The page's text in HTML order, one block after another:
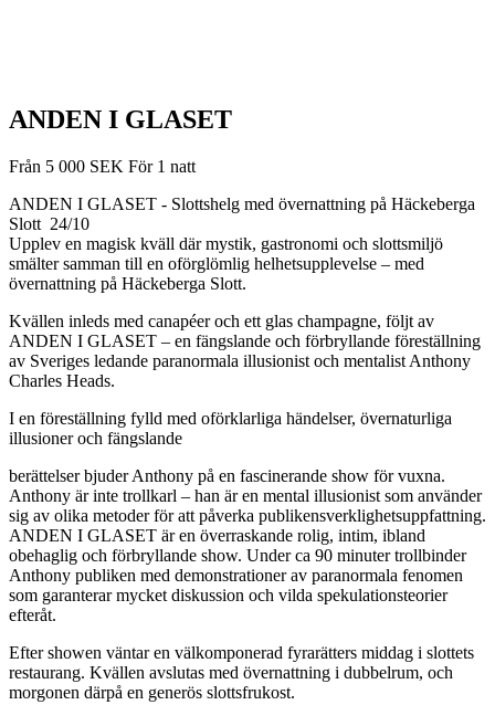
ANDEN I GLASET
Från 5 000 SEK För 1 natt
ANDEN I GLASET - Slottshelg med övernattning på Häckeberga
Slott 24/10
Upplev en magisk kväll där mystik, gastronomi och slottsmiljö
smälter samman till en oförglömlig helhetsupplevelse – med
övernattning på Häckeberga Slott.
Kvällen inleds med canapéer och ett glas champagne, följt av
ANDEN I GLASET – en fängslande och förbryllande föreställning
av Sveriges ledande paranormala illusionist och mentalist Anthony
Charles Heads.
I en föreställning fylld med oförklarliga händelser, övernaturliga
illusioner och fängslande
berättelser bjuder Anthony på en fascinerande show för vuxna.
Anthony är inte trollkarl – han är en mental illusionist som använder
sig av olika metoder för att påverka publikensverklighetsuppfattning.
ANDEN I GLASET är en överraskande rolig, intim, ibland
obehaglig och förbryllande show. Under ca 90 minuter trollbinder
Anthony publiken med demonstrationer av paranormala fenomen
som garanterar mycket diskussion och vilda spekulationsteorier
efteråt.
Efter showen väntar en välkomponerad fyrarätters middag i slottets
restaurang. Kvällen avslutas med övernattning i dubbelrum, och
morgonen därpå en generös slottsfrukost.